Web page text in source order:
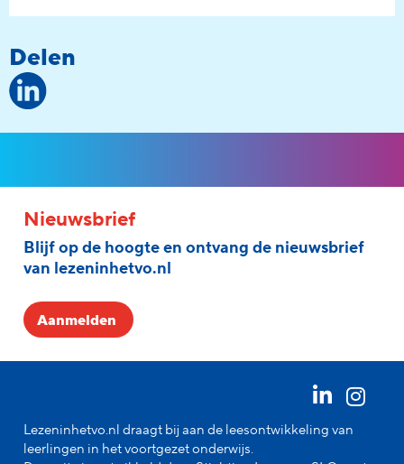
Delen
Lezeninhetvo.nl draagt bij aan de leesontwikkeling van
leerlingen in het voortgezet onderwijs.
Nieuwsbrief
Blijf op de hoogte en ontvang de nieuwsbrief
van lezeninhetvo.nl
Aanmelden